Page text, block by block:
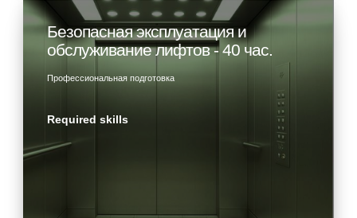
Безопасная эксплуатация и
обслуживание лифтов - 40 час.
Профессиональная подготовка
Required skills